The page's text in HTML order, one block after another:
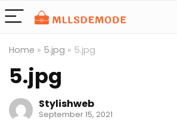
Home » 5.jpg » 5.jpg
5.jpg
Stylishweb
September 15, 2021